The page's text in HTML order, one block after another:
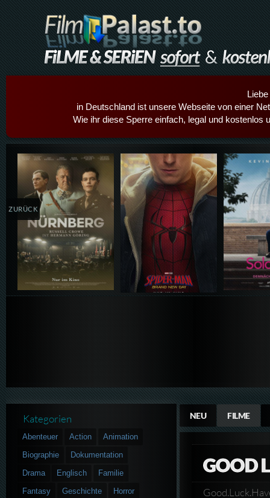
in Deutschland ist unsere Webseite von einer
Wie ihr diese Sperre einfach, legal und kostenlos
Details,Play Details,Play
ZURÜCK
NEU FILME
GOOD
Kategorien
Abenteuer Action
Animation
Biographie
Dokumentation
Drama
Englisch
Familie
Fantasy
Geschichte
Horror